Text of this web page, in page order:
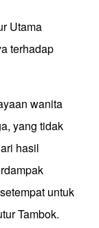
Utama
terhadap
wanita
yang tidak
hasil
untuk
Tambok.